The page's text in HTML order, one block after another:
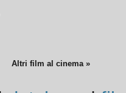
Altri film al cinema »